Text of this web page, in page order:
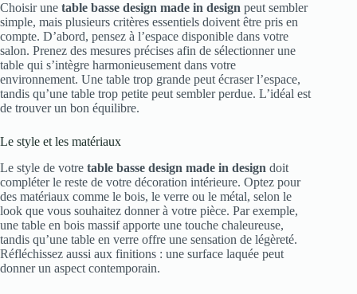
Choisir une table basse design made in design peut sembler
simple, mais plusieurs critères essentiels doivent être pris en
compte. D’abord, pensez à l’espace disponible dans votre
salon. Prenez des mesures précises afin de sélectionner une
table qui s’intègre harmonieusement dans votre
environnement. Une table trop grande peut écraser l’espace,
tandis qu’une table trop petite peut sembler perdue. L’idéal est
de trouver un bon équilibre.
Le style et les matériaux
Le style de votre table basse design made in design doit
compléter le reste de votre décoration intérieure. Optez pour
des matériaux comme le bois, le verre ou le métal, selon le
look que vous souhaitez donner à votre pièce. Par exemple,
une table en bois massif apporte une touche chaleureuse,
tandis qu’une table en verre offre une sensation de légèreté.
Réfléchissez aussi aux finitions : une surface laquée peut
donner un aspect contemporain.